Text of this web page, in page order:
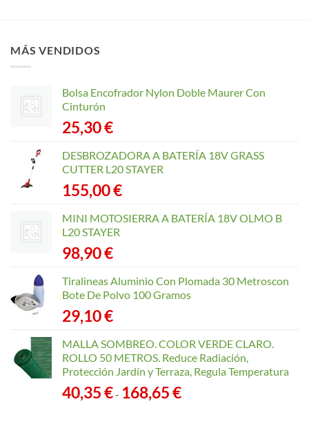
MÁS VENDIDOS
Bolsa Encofrador Nylon Doble Maurer Con
Cinturón
25,30€
DESBROZADORA A BATERÍA 18V GRASS
CUTTER L20 STAYER
155,00€
MINI MOTOSIERRA A BATERÍA 18V OLMO B
L20 STAYER
98,90€
Tiralineas Aluminio Con Plomada 30 Metroscon
Bote De Polvo 100 Gramos
29,10€
MALLA SOMBREO. COLOR VERDE CLARO.
ROLLO 50 METROS. Reduce Radiación,
Protección Jardín y Terraza, Regula Temperatura
40,35€- 168,65€Rango